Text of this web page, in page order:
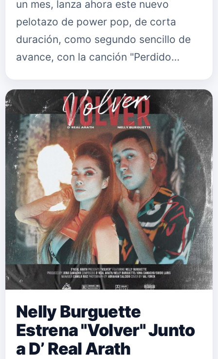
un mes, lanza ahora este nuevo
pelotazo de power pop, de corta
duración, como segundo sencillo de
avance, con la canción "Perdido…
Nelly Burguette
Estrena "Volver" Junto
a D’ Real Arath